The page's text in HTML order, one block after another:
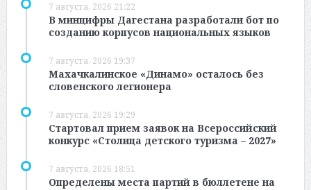
7 августа, 2026 21:22
В минцифры Дагестана разработали бот по
созданию корпусов национальных языков
7 августа, 2026 19:37
Махачкалинское «Динамо» осталось без
словенского легионера
7 августа, 2026 19:29
Стартовал прием заявок на Всероссийский
конкурс «Столица детского туризма – 2027»
7 августа, 2026 18:51
Определены места партий в бюллетене на